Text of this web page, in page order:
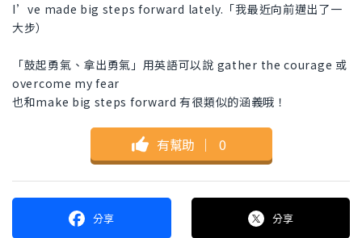
I’ve made big steps forward lately.「我最近向前邁出了一
大步）
「鼓起勇氣、拿出勇氣」用英語可以說 gather the courage 或
overcome my fear
也和make big steps forward 有很類似的涵義哦！
有幫助 ｜ 0
分享 分享